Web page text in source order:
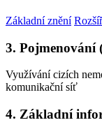
Základní znění
3. Pojmenování
Využívání cizích
komunikační síť
4. Základní